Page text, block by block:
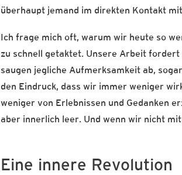
überhaupt jemand im direkten Kontakt
Ich frage mich oft, warum wir heute so
zu schnell getaktet. Unsere Arbeit
saugen jegliche Aufmerksamkeit ab,
den Eindruck, dass wir immer weniger
weniger von Erlebnissen und Gedanken
aber innerlich leer. Und wenn wir nicht
Eine innere Revolution